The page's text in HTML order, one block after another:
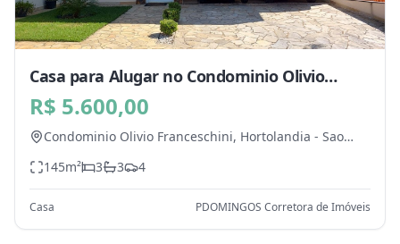
Casa para Alugar no Condominio Olivio
Franceschini, Hortolandia - SP
R$ 5.600,00
Condominio Olivio Franceschini, Hortolandia - Sao
145m² 3 3 4
Casa PDOMINGOS Corretora de Imóveis